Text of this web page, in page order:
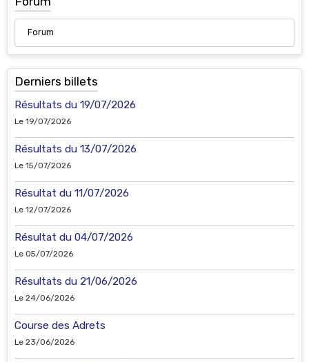
Forum
Derniers billets
Résultats du 19/07/2026
Le 19/07/2026
Résultats du 13/07/2026
Le 15/07/2026
Résultat du 11/07/2026
Le 12/07/2026
Résultat du 04/07/2026
Le 05/07/2026
Résultats du 21/06/2026
Le 24/06/2026
Course des Adrets
Le 23/06/2026